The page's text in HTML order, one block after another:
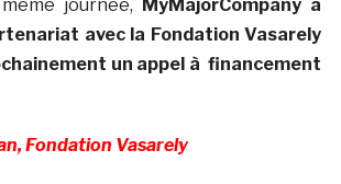
journée,
MyMajorCompany a
avec la Fondation Vasarely
un appel à financement
Fondation Vasarely